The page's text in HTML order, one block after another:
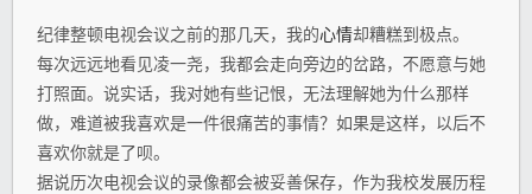
纪律整顿电视会议之前的那几天，我的心情却糟糕到极点。
每次远远地看见凌一尧，我都会走向旁边的岔路，不愿意与她
打照面。说实话，我对她有些记恨，无法理解她为什么那样
做，难道被我喜欢是一件很痛苦的事情？如果是这样，以后不
喜欢你就是了呗。
据说历次电视会议的录像都会被妥善保存，作为我校发展历程